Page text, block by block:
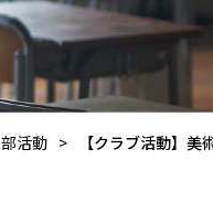
部活動 > 【クラブ活動】